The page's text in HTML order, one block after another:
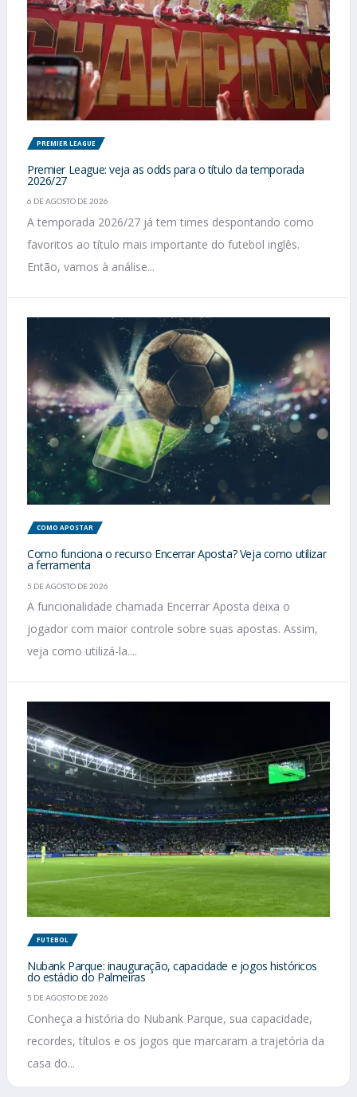
PREMIER LEAGUE
Premier League: veja as odds para o título da temporada
2026/27
6 DE AGOSTO DE 2026
A temporada 2026/27 já tem times despontando como
favoritos ao título mais importante do futebol inglês.
Então, vamos à análise...
COMO APOSTAR
Como funciona o recurso Encerrar Aposta? Veja como utilizar
a ferramenta
5 DE AGOSTO DE 2026
A funcionalidade chamada Encerrar Aposta deixa o
jogador com maior controle sobre suas apostas. Assim,
veja como utilizá-la....
FUTEBOL
Nubank Parque: inauguração, capacidade e jogos históricos
do estádio do Palmeiras
5 DE AGOSTO DE 2026
Conheça a história do Nubank Parque, sua capacidade,
recordes, títulos e os jogos que marcaram a trajetória da
casa do...